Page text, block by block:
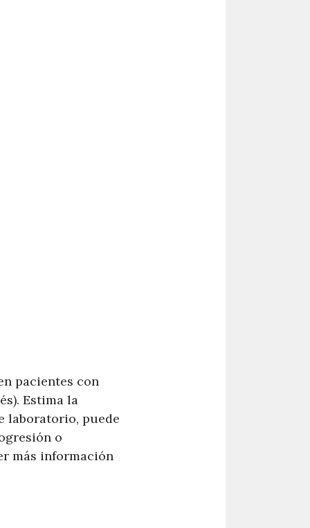
pacientes con
Estima la
laboratorio, puede
o
más información